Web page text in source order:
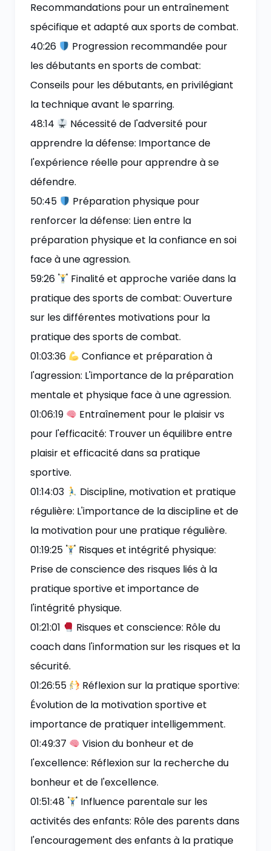
Recommandations pour un entraînement
spécifique et adapté aux sports de combat.
40:26
Progression recommandée pour
les débutants en sports de combat:
Conseils pour les débutants, en privilégiant
la technique avant le sparring.
48:14
Nécessité de l'adversité pour
apprendre la défense: Importance de
l'expérience réelle pour apprendre à se
défendre.
50:45
Préparation physique pour
renforcer la défense: Lien entre la
préparation physique et la confiance en soi
face à une agression.
59:26
Finalité et approche variée dans la
pratique des sports de combat: Ouverture
sur les différentes motivations pour la
pratique des sports de combat.
01:03:36
Confiance et préparation à
l'agression: L'importance de la préparation
mentale et physique face à une agression.
01:06:19
Entraînement pour le plaisir vs
pour l'efficacité: Trouver un équilibre entre
plaisir et efficacité dans sa pratique
sportive.
01:14:03
Discipline, motivation et pratique
régulière: L'importance de la discipline et de
la motivation pour une pratique régulière.
01:19:25
Risques et intégrité physique:
Prise de conscience des risques liés à la
pratique sportive et importance de
l'intégrité physique.
01:21:01
Risques et conscience: Rôle du
coach dans l'information sur les risques et la
sécurité.
01:26:55
Réflexion sur la pratique sportive:
Évolution de la motivation sportive et
importance de pratiquer intelligemment.
01:49:37
Vision du bonheur et de
l'excellence: Réflexion sur la recherche du
bonheur et de l'excellence.
01:51:48
Influence parentale sur les
activités des enfants: Rôle des parents dans
l'encouragement des enfants à la pratique